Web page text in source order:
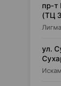
пр-т
(ТЦ
ул.